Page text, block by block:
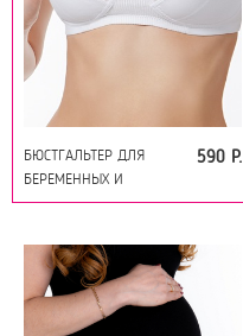
БЮСТГАЛЬТЕР ДЛЯ
БЕРЕМЕННЫХ И
КОРМЯЩИХ 18848
590 Р.